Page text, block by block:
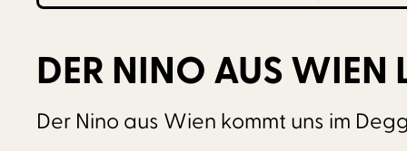
DER NINO AUS WIEN
Der Nino aus Wien kommt uns im